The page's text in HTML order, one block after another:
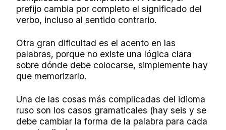
prefijo cambia por completo el significado del
verbo, incluso al sentido contrario.
Otra gran dificultad es el acento en las
palabras, porque no existe una lógica clara
sobre dónde debe colocarse, simplemente hay
que memorizarlo.
Una de las cosas más complicadas del idioma
ruso son los casos gramaticales (hay seis y se
debe cambiar la forma de la palabra para cada